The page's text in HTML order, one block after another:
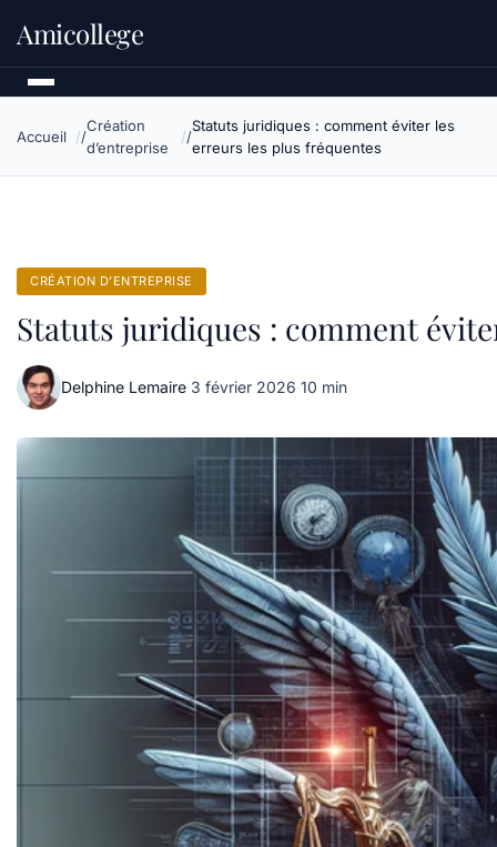
Amicollege
Accueil
Création
d’entreprise
Statuts juridiques : comment éviter les
erreurs les plus fréquentes
CRÉATION D’ENTREPRISE
Statuts juridiques : comment
Delphine Lemaire·3 février 2026·10 min